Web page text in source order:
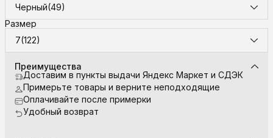
Черный(49)
Размер
7(122)
Преимущества
Доставим в пункты выдачи Яндекс Маркет и СДЭК
Примерьте товары и верните неподходящие
Оплачивайте после примерки
Удобный возврат